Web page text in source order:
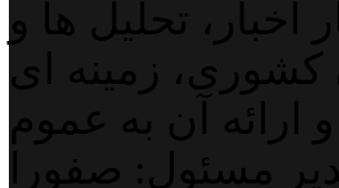
اخبار، تحلیل ها و
زمینه ای
ارائه آن به عموم
مسئول: صفورا